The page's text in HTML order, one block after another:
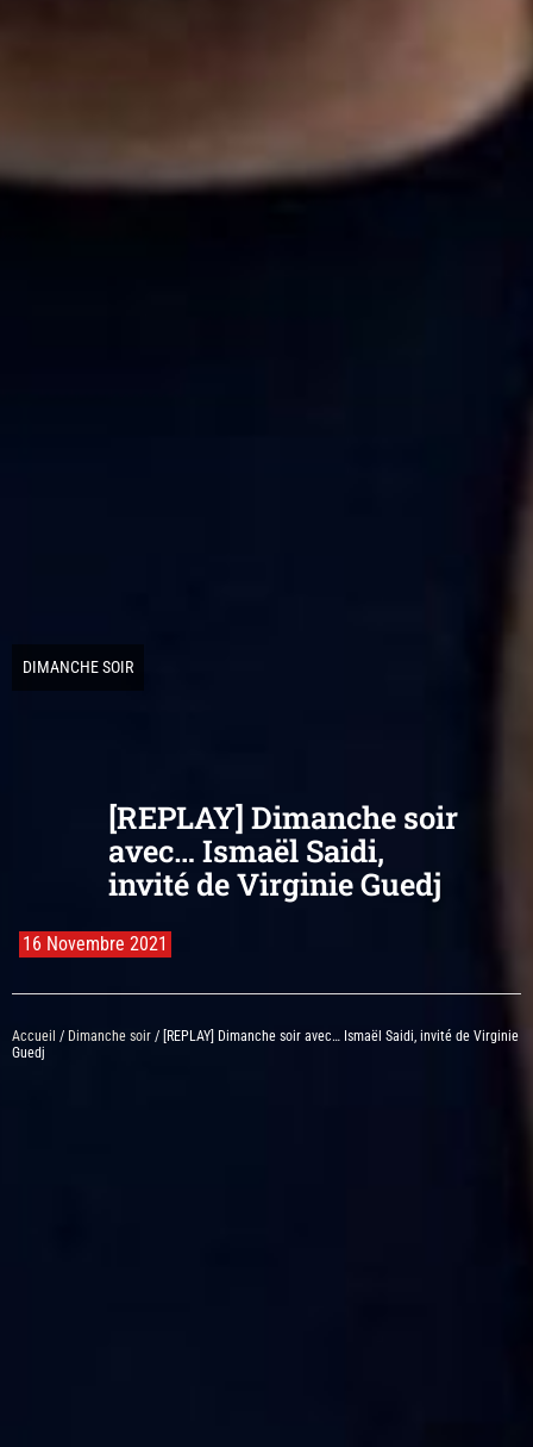
DIMANCHE SOIR
[REPLAY] Dimanche soir
avec… Ismaël Saidi,
invité de Virginie Guedj
16 Novembre 2021
Accueil / Dimanche soir / [REPLAY] Dimanche soir avec… Ismaël Saidi, invité de Virginie
Guedj